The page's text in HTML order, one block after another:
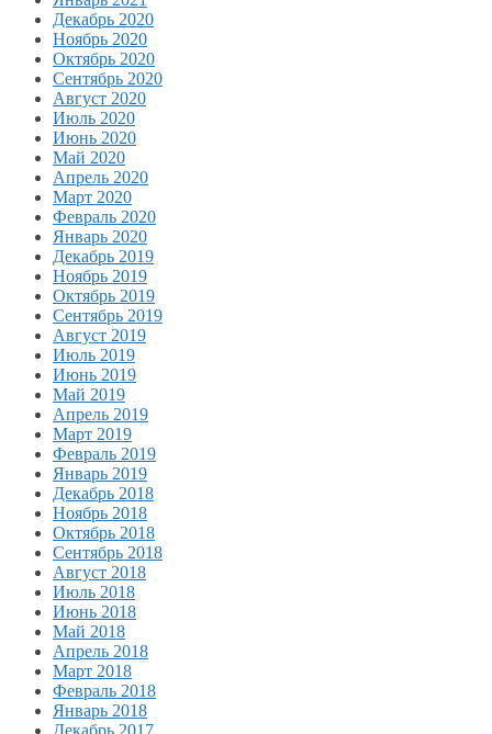
Декабрь 2020
Ноябрь 2020
Октябрь 2020
Сентябрь 2020
Август 2020
Июль 2020
Июнь 2020
Май 2020
Апрель 2020
Март 2020
Февраль 2020
Январь 2020
Декабрь 2019
Ноябрь 2019
Октябрь 2019
Сентябрь 2019
Август 2019
Июль 2019
Июнь 2019
Май 2019
Апрель 2019
Март 2019
Февраль 2019
Январь 2019
Декабрь 2018
Ноябрь 2018
Октябрь 2018
Сентябрь 2018
Август 2018
Июль 2018
Июнь 2018
Май 2018
Апрель 2018
Март 2018
Февраль 2018
Январь 2018
Декабрь 2017